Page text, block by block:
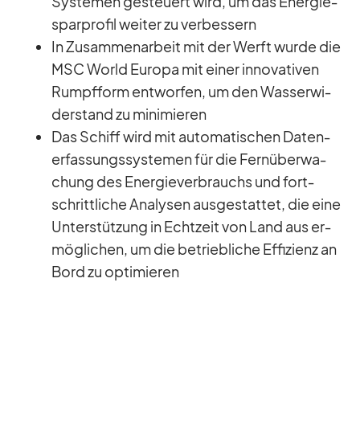
spar­pro­fil wei­ter zu ver­bes­sern
In Zu­sam­men­ar­beit mit der Werft wurde die
MSC World Eu­ropa mit ei­ner in­no­va­ti­ven
Rumpf­form ent­wor­fen, um den Was­ser­wi­
der­stand zu mi­ni­mie­ren
Das Schiff wird mit au­to­ma­ti­schen Da­ten­
er­fas­sungs­sys­te­men für die Fern­über­wa­
chung des En­er­gie­ver­brauchs und fort­
schritt­li­che Ana­ly­sen aus­ge­stat­tet, die eine
Un­ter­stüt­zung in Echt­zeit von Land aus er­
mög­li­chen, um die be­trieb­li­che Ef­fi­zi­enz an
Bord zu op­ti­mie­ren